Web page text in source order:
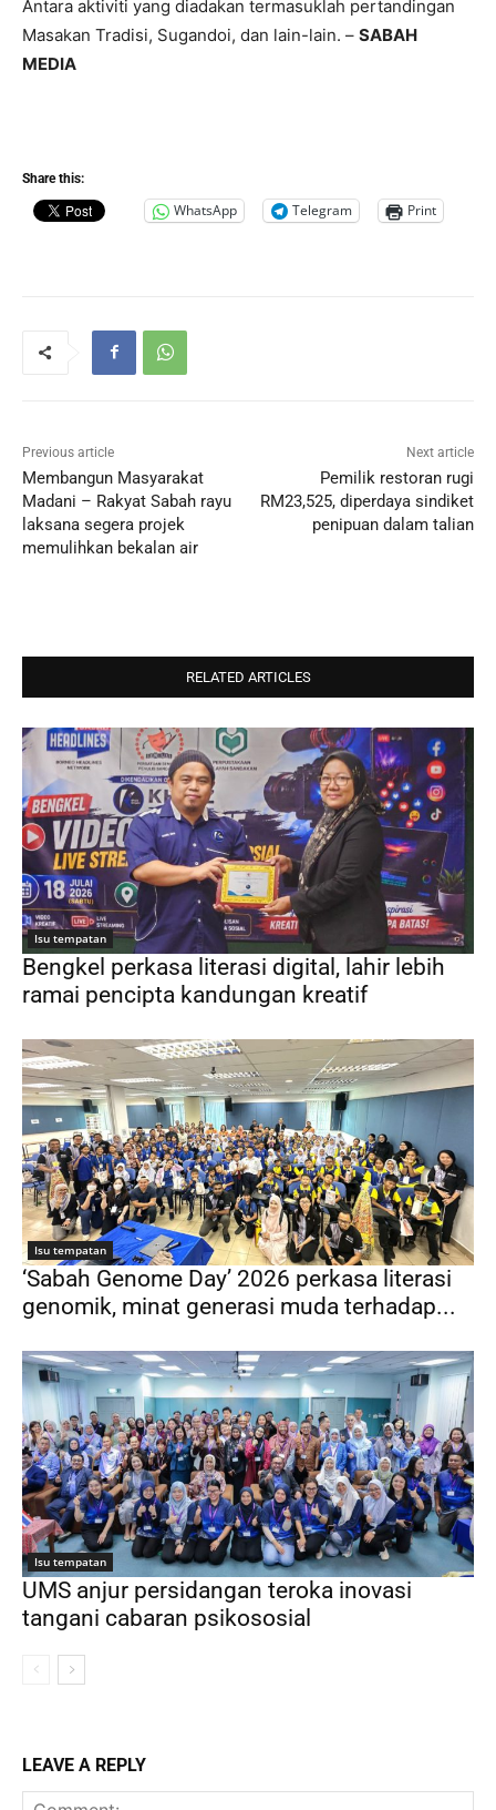
Antara aktiviti yang diadakan termasuklah pertandingan
Masakan Tradisi, Sugandoi, dan lain-lain. – SABAH
MEDIA
Share this:
WhatsApp Telegram Print
Previous article
Membangun Masyarakat
Madani – Rakyat Sabah rayu
laksana segera projek
memulihkan bekalan air
Next article
Pemilik restoran rugi
RM23,525, diperdaya sindiket
penipuan dalam talian
RELATED ARTICLES
Isu tempatan
Bengkel perkasa literasi digital, lahir lebih
ramai pencipta kandungan kreatif
Isu tempatan
‘Sabah Genome Day’ 2026 perkasa literasi
genomik, minat generasi muda terhadap...
Isu tempatan
UMS anjur persidangan teroka inovasi
tangani cabaran psikososial
LEAVE A REPLY